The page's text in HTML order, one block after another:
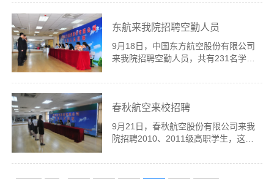
国东方航空股份有限公司共同出资组建
展，迫切需要一批积极上进的优秀...
东航来我院招聘空勤人员
9月18日，中国东方航空股份有限公司
来我院招聘空勤人员，共有231名学生
加、2011级大专有105人参加，2010
人参加。经过东航招乘组专家几轮面试
春秋航空来校招聘
9月21日，春秋航空股份有限公司来我
院招聘2010、2011级高职学生，这是
学生。此次招聘岗位共有5个，面向